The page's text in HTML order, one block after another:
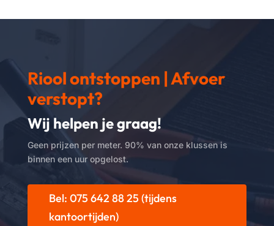
Riool ontstoppen | Afvoer
verstopt?
Wij helpen je graag!
Geen prijzen per meter. 90% van onze klussen is
binnen een uur opgelost.
Bel: 075 642 88 25 (tijdens
kantoortijden)